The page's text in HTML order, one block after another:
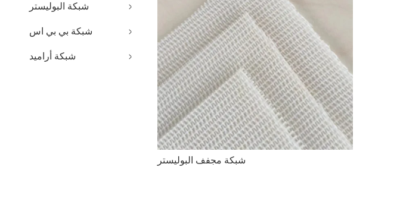
شبكة البوليستر
شبكة بي بي اس
شبكة أراميد
شبكة مجفف البوليستر